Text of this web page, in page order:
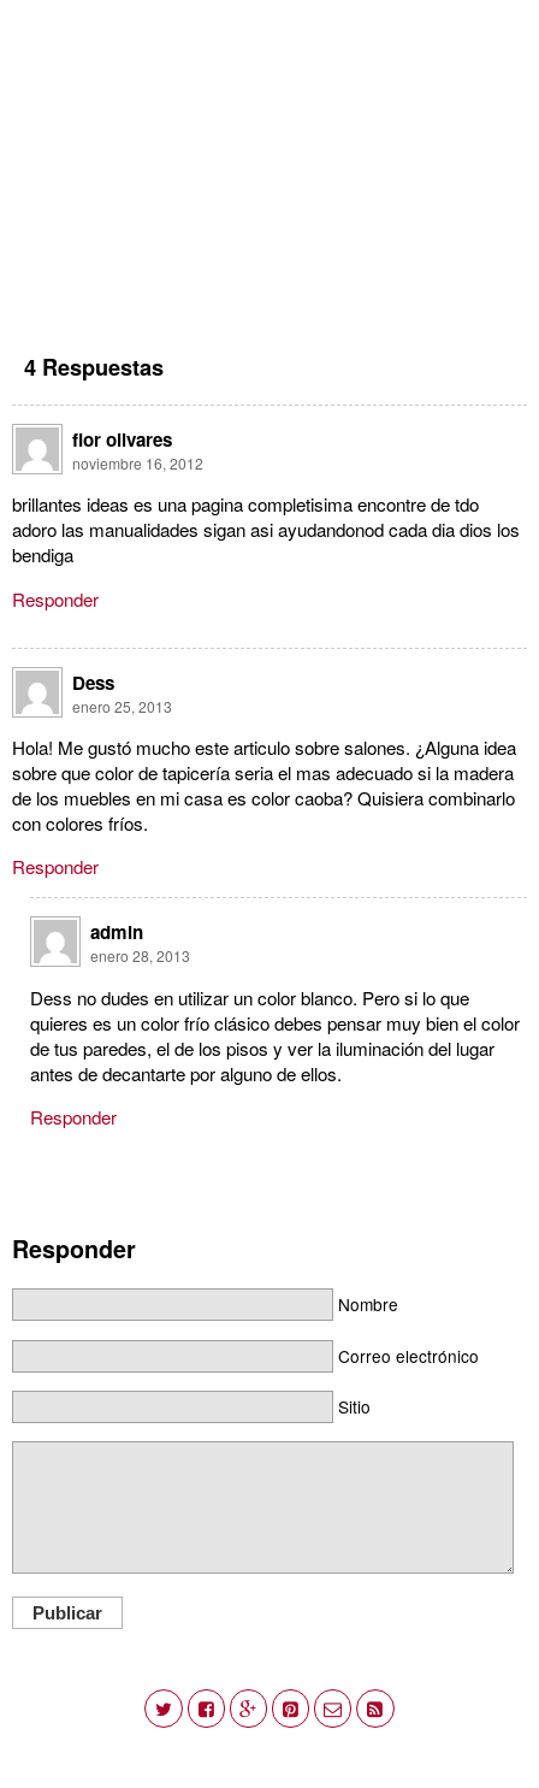
4 Respuestas
flor olivares
noviembre 16, 2012
brillantes ideas es una pagina completisima encontre de tdo
adoro las manualidades sigan asi ayudandonod cada dia dios los
bendiga
Responder
Dess
enero 25, 2013
Hola! Me gustó mucho este articulo sobre salones. ¿Alguna idea
sobre que color de tapicería seria el mas adecuado si la madera
de los muebles en mi casa es color caoba? Quisiera combinarlo
con colores fríos.
Responder
admin
enero 28, 2013
Dess no dudes en utilizar un color blanco. Pero si lo que
quieres es un color frío clásico debes pensar muy bien el color
de tus paredes, el de los pisos y ver la iluminación del lugar
antes de decantarte por alguno de ellos.
Responder
Responder
Nombre
Correo electrónico
Sitio
Publicar